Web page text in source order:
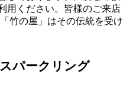
用ください。皆様のご来店
竹の屋」はその伝統を受け
パークリング